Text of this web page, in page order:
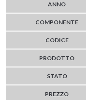
ANNO
COMPONENTE
CODICE
PRODOTTO
STATO
PREZZO